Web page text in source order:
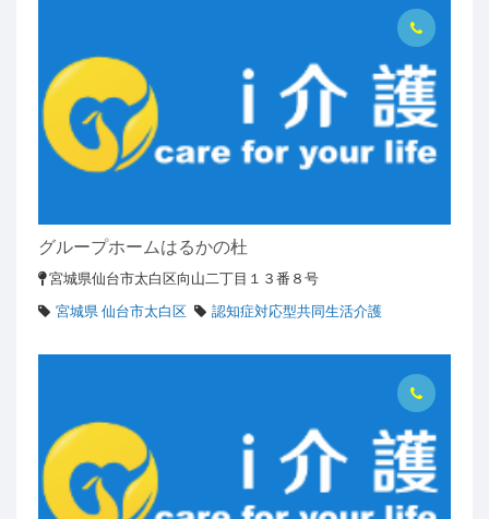
グループホームはるかの杜
宮城県仙台市太白区向山二丁目１３番８号
宮城県 仙台市太白区
認知症対応型共同生活介護